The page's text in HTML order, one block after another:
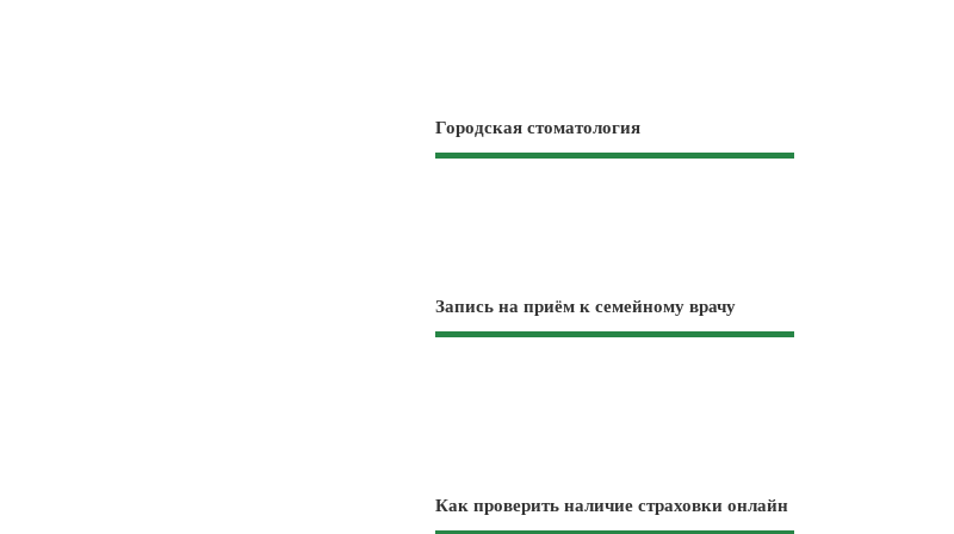
Городская стоматология
Запись на приём к семейному врачу
Как проверить наличие страховки онлайн